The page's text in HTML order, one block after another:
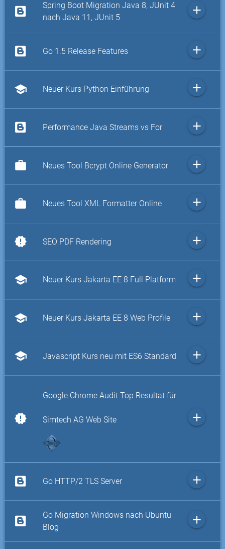
Spring Boot Migration Java 8, JUnit 4
nach Java 11, JUnit 5
add
Go 1.5 Release Features add
school Neuer Kurs Python Einführung add
Performance Java Streams vs For add
work Neues Tool Bcrypt Online Generator add
work Neues Tool XML Formatter Online add
new_releases SEO PDF Rendering add
school Neuer Kurs Jakarta EE 8 Full Platform add
school Neuer Kurs Jakarta EE 8 Web Profile add
school Javascript Kurs neu mit ES6 Standard add
new_releases
Google Chrome Audit Top Resultat für
Simtech AG Web Site add
Go HTTP/2 TLS Server add
Go Migration Windows nach Ubuntu
Blog
add